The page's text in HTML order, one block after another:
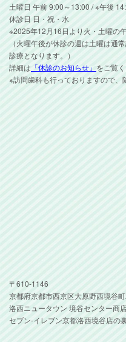
土曜日 午前 9:00～13:00 / ※午後
休診日 日・祝・水
※2025年12月16日より火・土曜の
（火曜午後が休診の週は土曜は通
診療となります。）
詳細は 「休診のお知らせ」 をご覧く
※訪問歯科も行っておりますので、
〒610-1146
京都府京都市西京区大原野西境谷
洛西ニュータウン 境谷センター商
セブン-イレブン京都洛西境谷店の